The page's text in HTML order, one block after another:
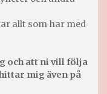
allt som har med
och att ni vill följa
mig även på